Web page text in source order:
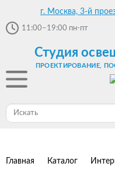
г. Москва, 3-й
11:00–19:00 пн-пт
Студия
ПРОЕКТИРОВАНИЕ,
Главная Каталог